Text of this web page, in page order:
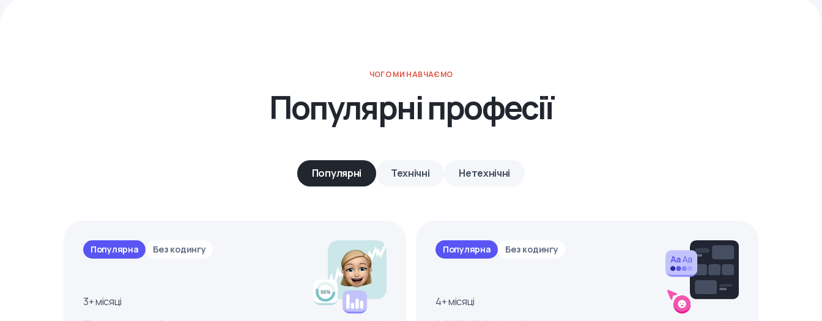
ЧОГО МИ НАВЧАЄМО
Популярні професії
Популярні Технічні Нетехнічні
Популярна Без кодингу
3+ місяці
Популярна Без кодингу
4+ місяці